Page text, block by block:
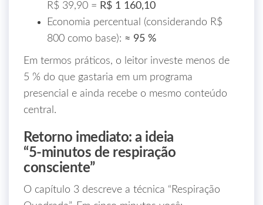
R$ 39,90 = R$ 1 160,10
Economia percentual (considerando R$
800 como base): ≈ 95 %
Em termos práticos, o leitor investe menos de
5 % do que gastaria em um programa
presencial e ainda recebe o mesmo conteúdo
central.
Retorno imediato: a ideia
“5‑minutos de respiração
consciente”
O capítulo 3 descreve a técnica “Respiração